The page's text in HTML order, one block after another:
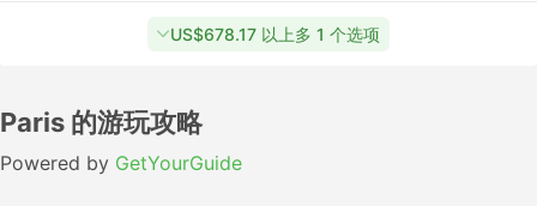
US$678.17 以上多 1 个选项
Paris 的游玩攻略
Powered by GetYourGuide